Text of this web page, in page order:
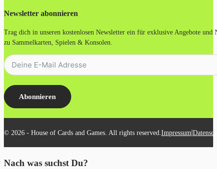
Newsletter abonnieren
Trag dich in unseren kostenlosen Newsletter ein für exklusive Angebote und
zu Sammelkarten, Spielen & Konsolen.
Abonnieren
© 2026 - House of Cards and Games. All rights reserved. Impressum|
Nach was suchst Du?